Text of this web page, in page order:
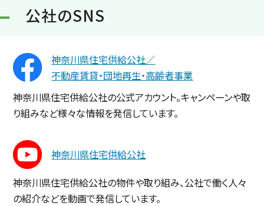
公社のSNS
神奈川県住宅供給公社／
不動産賃貸・団地再生・高齢者事業
神奈川県住宅供給公社の公式アカウント。キャンペーンや取
り組みなど様々な情報を発信しています。
神奈川県住宅供給公社
神奈川県住宅供給公社の物件や取り組み、公社で働く人々
の紹介などを動画で発信しています。